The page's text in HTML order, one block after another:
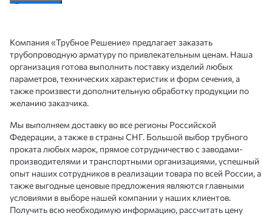
Компания «Трубное Решение» предлагает заказать
трубопроводную арматуру по привлекательным ценам. Наша
организация готова выполнить поставку изделий любых
параметров, технических характеристик и форм сечения, а
также произвести дополнительную обработку продукции по
желанию заказчика.
Мы выполняем доставку во все регионы Российской
Федерации, а также в страны СНГ. Большой выбор трубного
проката любых марок, прямое сотрудничество с заводами-
производителями и транспортными организациями, успешный
опыт наших сотрудников в реализации товара по всей России, а
также выгодные ценовые предложения являются главными
условиями в выборе нашей компании у наших клиентов.
Получить всю необходимую информацию, рассчитать цену